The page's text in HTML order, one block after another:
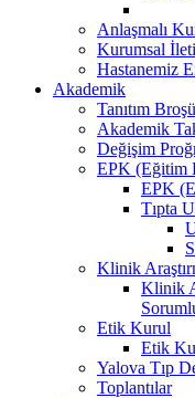
Anlaşmalı
Kurumsal
Hastanemiz
Akademik
Tanıtım
Akademik
Değişim
EPK (Eğitim
EPK
Tıpta
Klinik
Klinik
Etik Kurul
Etik
Yalova Tıp
Toplantılar